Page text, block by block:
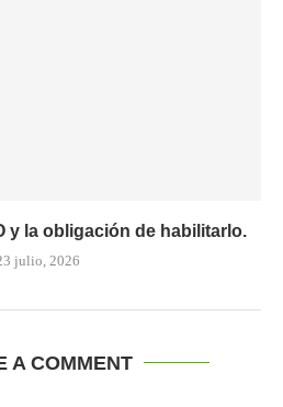
y la obligación de habilitarlo.
julio, 2026
A COMMENT